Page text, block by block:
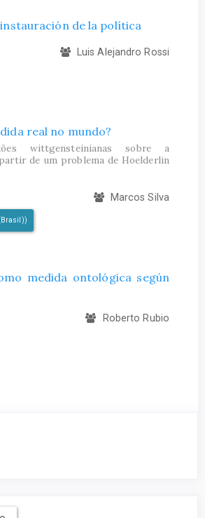
de la política
Luis Alejandro Rossi
real no mundo?
wittgensteinianas sobre a
de um problema de Hoelderlin
Marcos Silva
medida ontológica según
Roberto Rubio